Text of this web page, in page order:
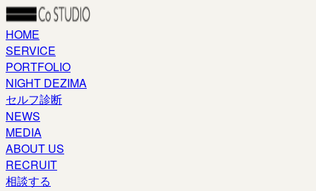
HOME
SERVICE
PORTFOLIO
NIGHT DEZIMA
セルフ診断
NEWS
MEDIA
ABOUT US
RECRUIT
相談する